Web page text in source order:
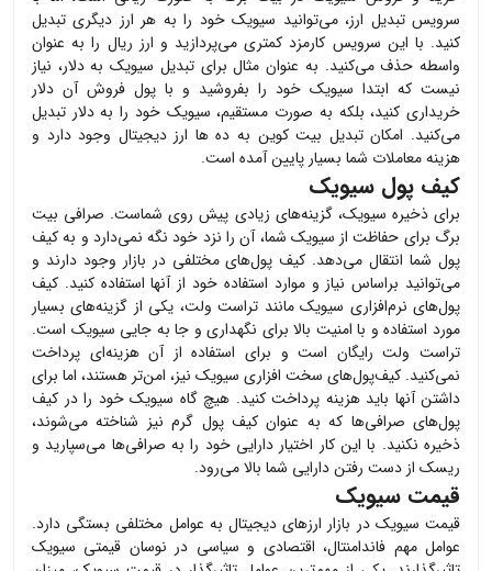
سرویس تبدیل ارز، می‌توانید سیویکخود را به هر ارز دیگری تبدیل
کنید. با این سرویس کارمزد کمتری می‌پردازید و ارز ریال را به عنوان
واسطه حذف می‌کنید. به عنوان مثال برای تبدیل سیویکبه دلار، نیاز
نیست که ابتدا سیویک خود را بفروشید و با پول فروش آن دلار
خریداری کنید، بلکه به صورت مستقیم، سیویک خود را به دلار تبدیل
می‌کنید. امکان تبدیل بیت کوین به ده ها ارز دیجیتال وجود دارد و
هزینه معاملات شما بسیار پایین آمده است.
کیف پول سیویک
برای ذخیره سیویک، گزینه‌های زیادی پیش روی شماست. صرافی بیت
برگ برای حفاظت از سیویک شما، آن را نزد خود نگه نمی‌دارد و به کیف
پول شما انتقال می‌دهد. کیف پول‌های مختلفی در بازار وجود دارند و
می‌توانید براساس نیاز و موارد استفاده خود از آنها استفاده کنید. کیف
پول‌های نرم‌افزاری سیویکمانند تراست ولت، یکی از گزینه‌های بسیار
مورد استفاده و با امنیت بالا برای نگهداری و جا به جایی سیویک است.
تراست ولت رایگان است و برای استفاده از آن هزینه‌ای پرداخت
نمی‌کنید. کیف‌پول‌های سخت افزاری سیویک نیز، امن‌تر هستند، اما برای
داشتن آنها باید هزینه پرداخت کنید. هیچ گاه سیویک خود را در کیف
پول‌های صرافی‌ها که به عنوان کیف پول گرم نیز شناخته می‌شوند،
ذخیره نکنید. با این کار اختیار دارایی خود را به صرافی‌ها می‌سپارید و
ریسک از دست رفتن دارایی شما بالا می‌رود.
قیمت سیویک
قیمت سیویک در بازار ارزهای دیجیتال به عوامل مختلفی بستگی دارد.
عوامل مهم فاندامنتال، اقتصادی و سیاسی در نوسان قیمتی سیویک